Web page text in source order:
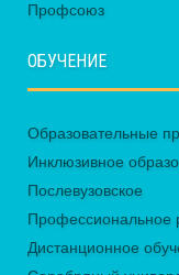
Профсоюз
ОБУЧЕНИЕ
Образовательные
Инклюзивное
Послевузовское
Профессиональное
Дистанционное